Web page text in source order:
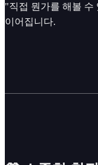
"직접 뭔가를 해볼 수
이어집니다.